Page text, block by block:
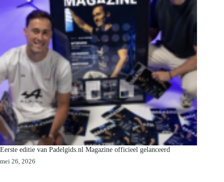
Eerste editie van Padelgids.nl Magazine officieel gelanceerd
mei 26, 2026